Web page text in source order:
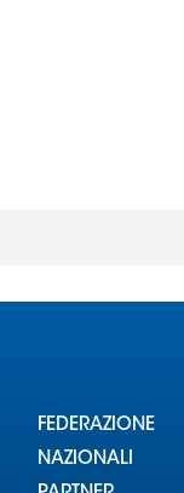
FEDERAZIONE
NAZIONALI